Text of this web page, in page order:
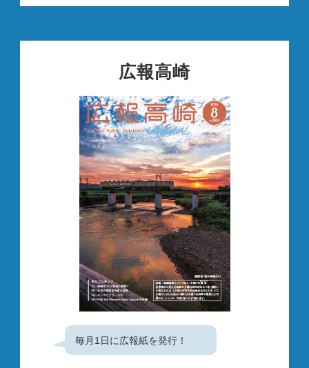
広報高崎
毎月1日に広報紙を発行！